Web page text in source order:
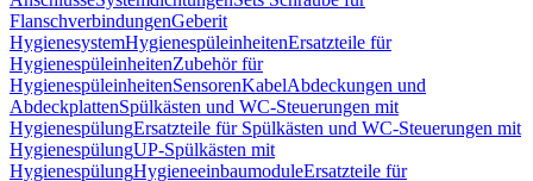
FlanschverbindungenGeberit
HygienesystemHygienespüleinheitenErsatzteile für
HygienespüleinheitenZubehör für
HygienespüleinheitenSensorenKabelAbdeckungen und
AbdeckplattenSpülkästen und WC-Steuerungen mit
HygienespülungErsatzteile für Spülkästen und WC-Steuerungen mit
HygienespülungUP-Spülkästen mit
HygienespülungHygieneeinbaumoduleErsatzteile für